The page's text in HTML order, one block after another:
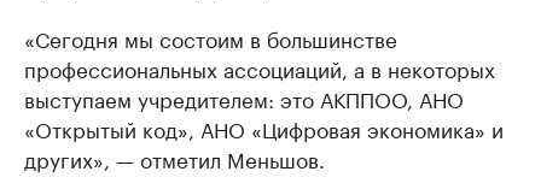
«Сегодня мы состоим в большинстве
профессиональных ассоциаций, а в некоторых
выступаем учредителем: это АКППОО, АНО
«Открытый код», АНО «Цифровая экономика» и
других», — отметил Меньшов.